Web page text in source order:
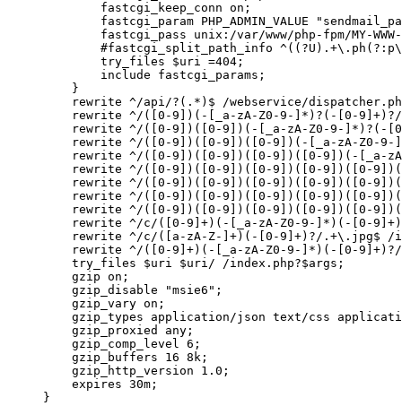
        fastcgi_keep_conn on;
fastcgi_param PHP_ADMIN_VALUE
fastcgi_pass unix:/var/www/php-fpm/MY-
#fastcgi_split_path_info
        try_files $uri =404;
        include fastcgi_params;
    }
rewrite ^/api/?(.*)$ /webservice/
rewrite ^/([0-9])(-[_a-zA-Z0-9-]*)?(-[0-
rewrite ^/([0-9])([0-9])(-[_a-zA-Z0-9-]*)?(-
rewrite ^/([0-9])([0-9])([0-9])(-[_a-zA-Z0-
rewrite ^/([0-9])([0-9])([0-9])([0-9])(-[_a-
rewrite ^/([0-9])([0-9])([0-9])([0-9])([0-
rewrite ^/([0-9])([0-9])([0-9])([0-9])([0-
rewrite ^/([0-9])([0-9])([0-9])([0-9])([0-
rewrite ^/([0-9])([0-9])([0-9])([0-9])([0-
rewrite ^/c/([0-9]+)(-[_a-zA-Z0-9-]*)(-[0-
rewrite ^/c/([a-zA-Z-]+)(-[0-9]+)?/.+\.jpg$ /
rewrite ^/([0-9]+)(-[_a-zA-Z0-9-]*)(-[0-
    try_files $uri $uri/ /index.php?$args;
    gzip on;
    gzip_disable "msie6";
    gzip_vary on;
gzip_types application/json text/css
    gzip_proxied any;
    gzip_comp_level 6;
    gzip_buffers 16 8k;
    gzip_http_version 1.0;
    expires 30m;
}